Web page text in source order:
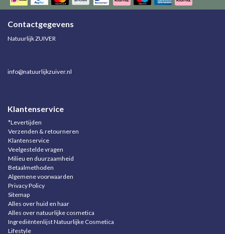
Contactgegevens
Natuurlijk ZUIVER
info@natuurlijkzuiver.nl
Klantenservice
*Levertijden
Verzenden & retourneren
Klantenservice
Veelgestelde vragen
Milieu en duurzaamheid
Betaalmethoden
Algemene voorwaarden
Privacy Policy
Sitemap
Alles over huid en haar
Alles over natuurlijke cosmetica
Ingrediëntenlijst Natuurlijke Cosmetica
Lifestyle